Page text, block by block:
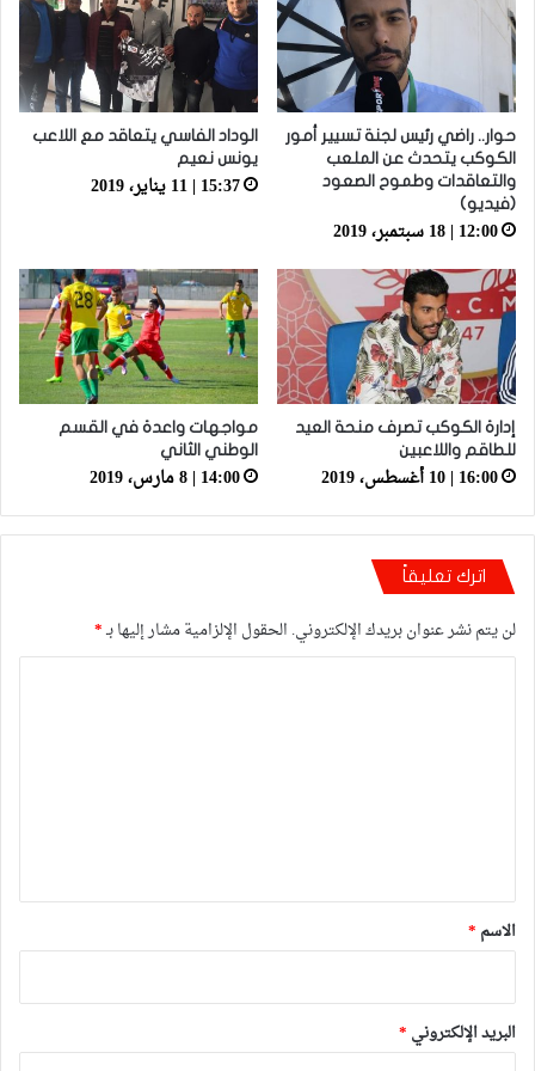
حوار.. راضي رئيس لجنة تسيير أمور
الكوكب يتحدث عن الملعب
والتعاقدات وطموح الصعود
(فيديو)
12:00 | 18 سبتمبر، 2019
الوداد الفاسي يتعاقد مع اللاعب
يونس نعيم
15:37 | 11 يناير، 2019
إدارة الكوكب تصرف منحة العيد
للطاقم واللاعبين
16:00 | 10 أغسطس، 2019
مواجهات واعدة في القسم
الوطني الثاني
14:00 | 8 مارس، 2019
اترك تعليقاً
لن يتم نشر عنوان بريدك الإلكتروني. الحقول الإلزامية مشار إليها بـ*
*
الاسم *
البريد الإلكتروني *